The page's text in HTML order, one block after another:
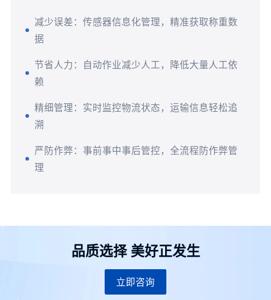
减少误差：传感器信息化管理，精准获取称重数
据
节省人力：自动作业减少人工，降低大量人工依
赖
精细管理：实时监控物流状态，运输信息轻松追
溯
严防作弊：事前事中事后管控，全流程防作弊管
理
品质选择 美好正发生
立即咨询